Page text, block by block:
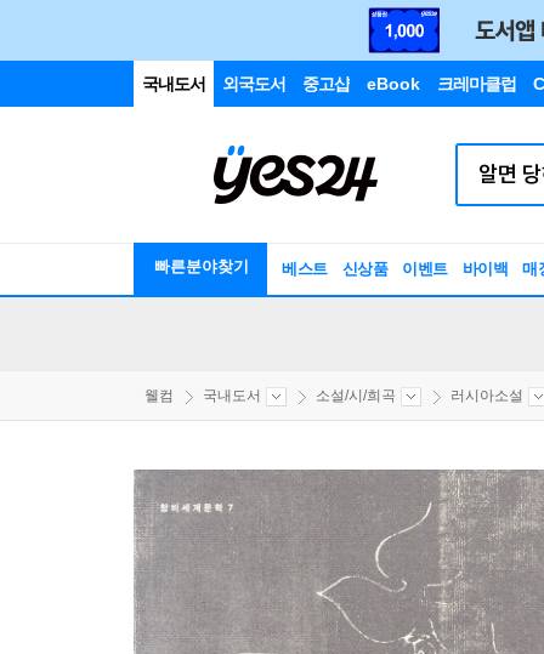
국내도서 외국도서 중고샵 eBook 크레마클럽
빠른분야찾기 베스트 신상품 이벤트 바이백 매
웰컴 국내도서 소설/시/희곡 러시아소설